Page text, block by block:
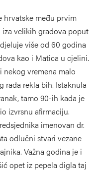
hrvatske među prvim
velikih gradova poput
više od 60 godina
kao i Matica u cjelini.
nekog vremena malo
rada rekla bih. Istaknula
tamo 90-ih kada je
izvrsnu afirmaciju.
imenovan dr.
odlučni stvari vezane
Važna godina je i
opet iz pepela digla taj